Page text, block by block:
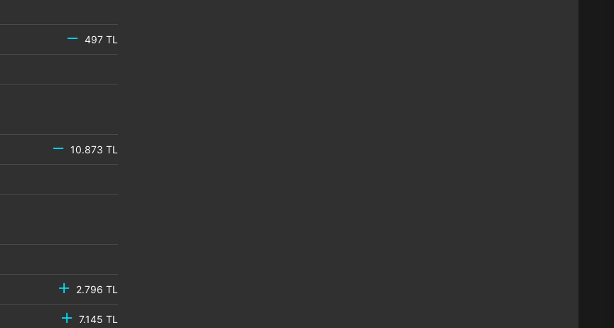
497 TL
10.873 TL
2.796 TL
7.145 TL